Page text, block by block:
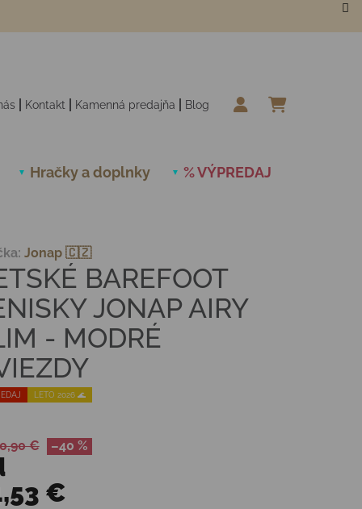
Kontakt Kamenná predajňa Blog
Hračky a doplnky % VÝPREDAJ
LETO 2026 🌊
BAREFOOT
JONAP AIRY
- MODRÉ
Jonap 🇨🇿
€ –40 %
€